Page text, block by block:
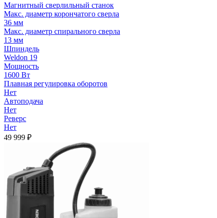
Магнитный сверлильный станок
Макс. диаметр корончатого сверла
36 мм
Макс. диаметр спирального сверла
13 мм
Шпиндель
Weldon 19
Мощность
1600 Вт
Плавная регулировка оборотов
Нет
Автоподача
Нет
Реверс
Нет
49 999 ₽